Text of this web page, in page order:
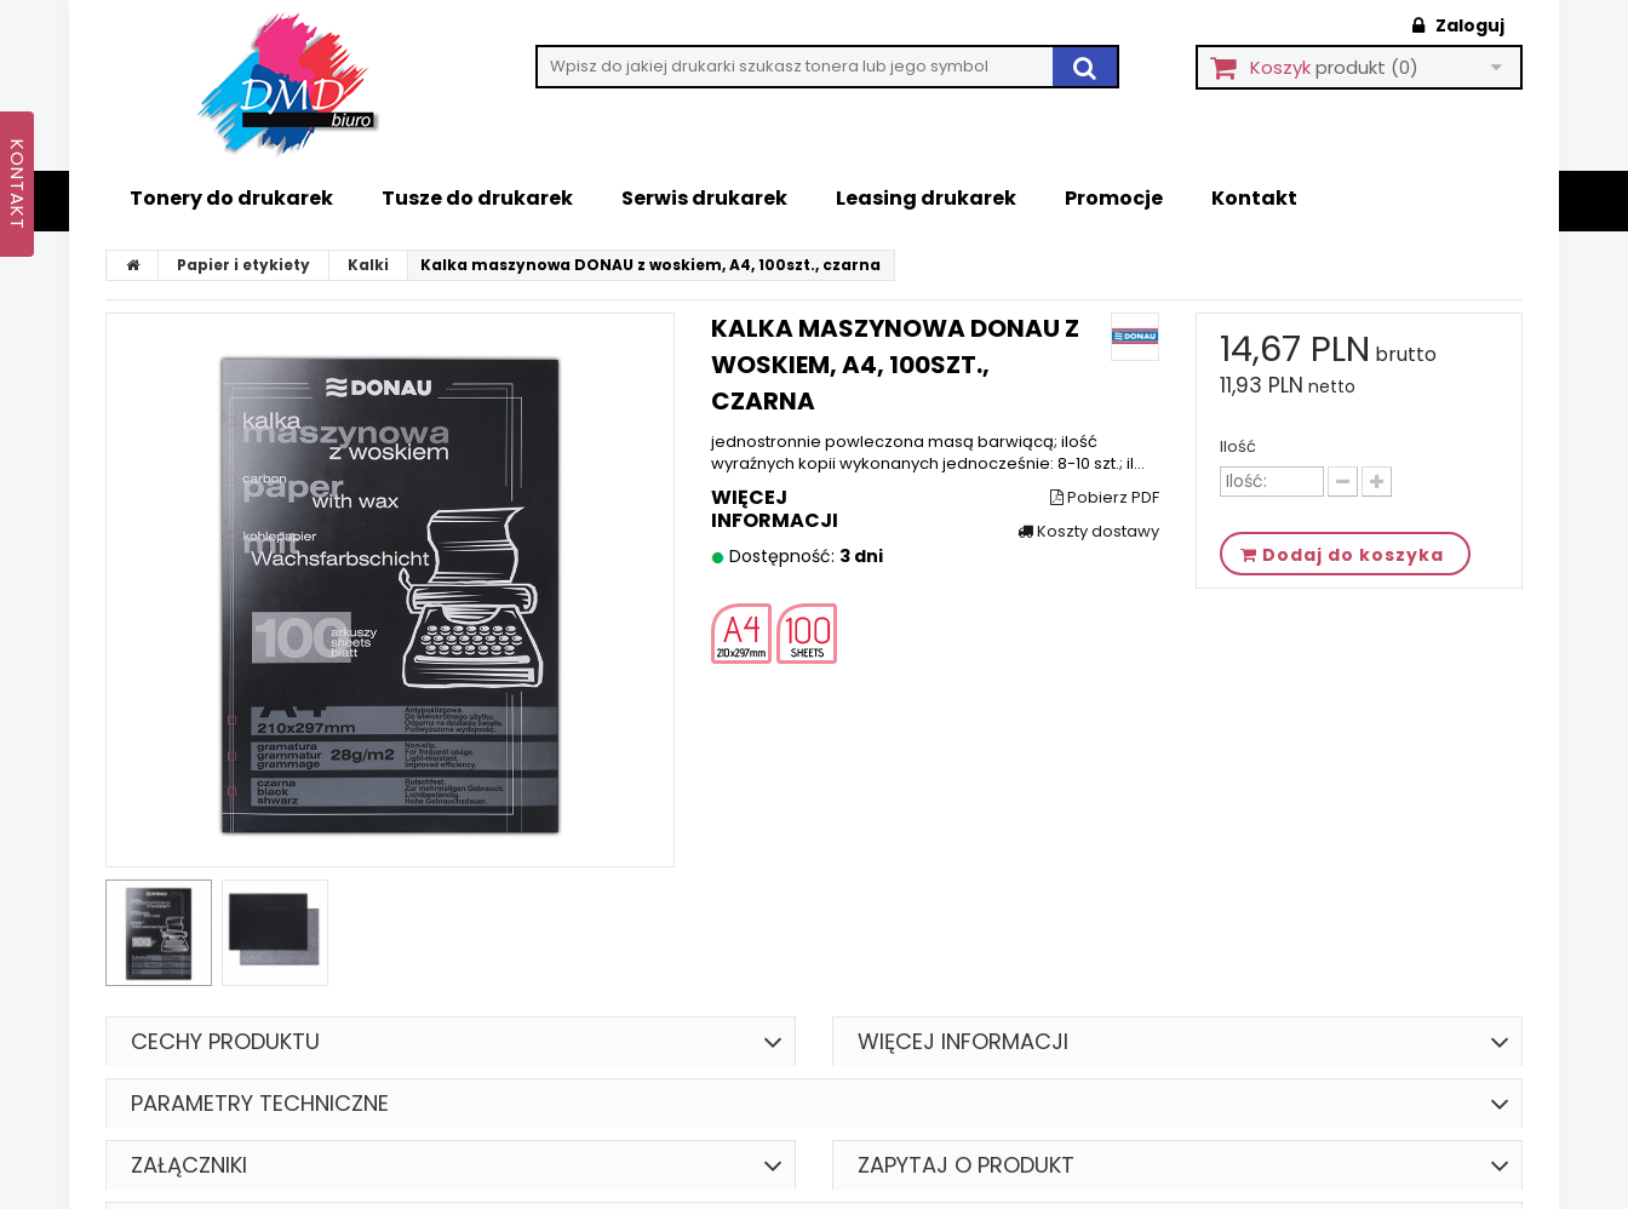
Zaloguj
Koszykprodukt (0)
Tonery do drukarek Tusze do drukarek Serwis drukarek Leasing drukarek Promocje Kontakt
Papier i etykiety Kalki Kalka maszynowa DONAU z woskiem, A4, 100szt., czarna
KALKA MASZYNOWA DONAU Z
WOSKIEM, A4, 100SZT.,
CZARNA
jednostronnie powleczona masą barwiącą; ilość
wyraźnych kopii wykonanych jednocześnie: 8-10 szt.; il...
WIĘCEJ
INFORMACJI
Dostępność: 3 dni
Pobierz PDF
Koszty dostawy
14,67 PLN brutto
11,93 PLN netto
Ilość
Dodaj do koszyka
CECHY PRODUKTU WIĘCEJ INFORMACJI
PARAMETRY TECHNICZNE
ZAŁĄCZNIKI ZAPYTAJ O PRODUKT